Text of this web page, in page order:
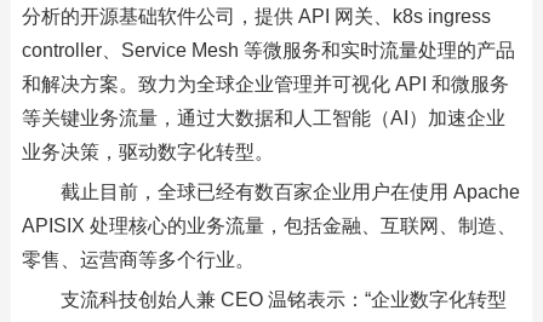
分析的开源基础软件公司，提供 API 网关、k8s ingress
controller、Service Mesh 等微服务和实时流量处理的产品
和解决方案。致力为全球企业管理并可视化 API 和微服务
等关键业务流量，通过大数据和人工智能（AI）加速企业
业务决策，驱动数字化转型。
截止目前，全球已经有数百家企业用户在使用 Apache
APISIX 处理核心的业务流量，包括金融、互联网、制造、
零售、运营商等多个行业。
支流科技创始人兼 CEO 温铭表示：“企业数字化转型